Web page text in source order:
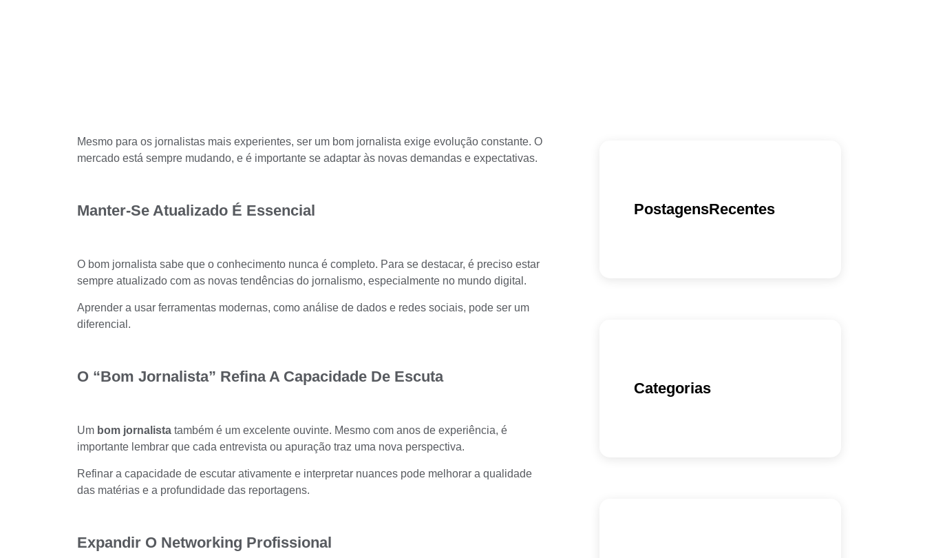
Mesmo para os jornalistas mais experientes, ser um bom jornalista exige evolução constante. O
mercado está sempre mudando, e é importante se adaptar às novas demandas e expectativas.
Manter-Se Atualizado É Essencial
O bom jornalista sabe que o conhecimento nunca é completo. Para se destacar, é preciso estar
sempre atualizado com as novas tendências do jornalismo, especialmente no mundo digital.
Aprender a usar ferramentas modernas, como análise de dados e redes sociais, pode ser um
diferencial .
O “bom Jornalista” Refina A Capacidade De Escuta
Um bom jornalista também é um excelente ouvinte. Mesmo com anos de experiência, é
importante lembrar que cada entrevista ou apuração traz uma nova perspectiva.
Refinar a capacidade de escutar ativamente e interpretar nuances pode melhorar a qualidade
das matérias e a profundidade das reportagens.
Expandir O Networking Profissional
PostagensRecentes
Categorias